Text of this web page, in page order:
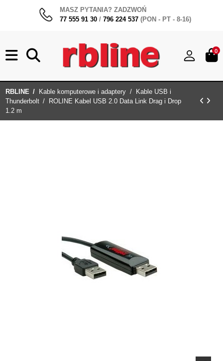
MASZ PYTANIA? ZADZWOŃ
77 555 91 30 / 796 224 537 (PON - PT - 8-16)
0
RBLINE Kable komputerowe i adaptery
Kable USB i
Thunderbolt
ROLINE Kabel USB 2.0 Data Link Drag i Drop
1.2 m